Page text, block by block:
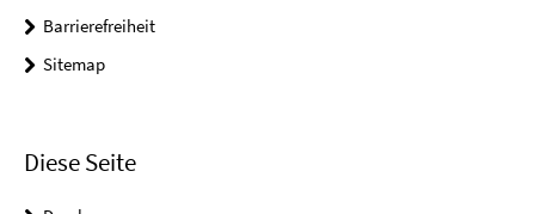
Barrierefreiheit
Sitemap
Diese Seite